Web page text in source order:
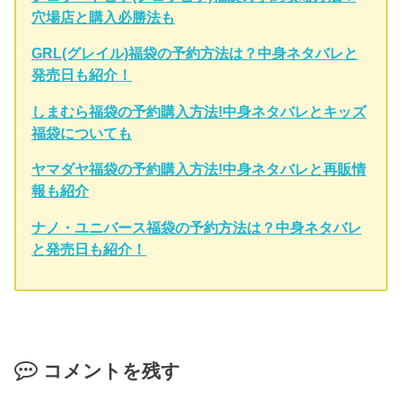
穴場店と購入必勝法も
GRL(グレイル)福袋の予約方法は？中身ネタバレと
発売日も紹介！
しまむら福袋の予約購入方法!中身ネタバレとキッズ
福袋についても
ヤマダヤ福袋の予約購入方法!中身ネタバレと再販情
報も紹介
ナノ・ユニバース福袋の予約方法は？中身ネタバレ
と発売日も紹介！
コメントを残す